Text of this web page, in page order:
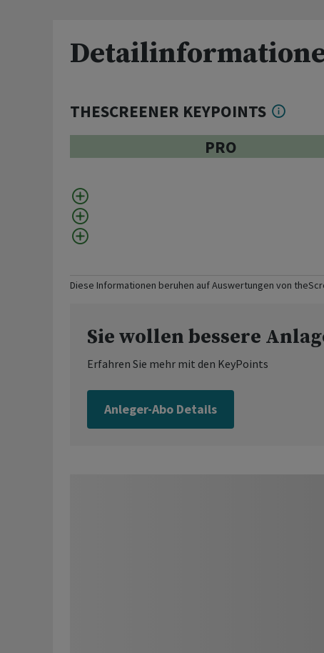
THESCREENER KEYPOINTS
PRO
Diese Informationen beruhen auf Auswertungen von
Sie wollen bessere
Erfahren Sie mehr mit den KeyPoints
Anleger-Abo Details